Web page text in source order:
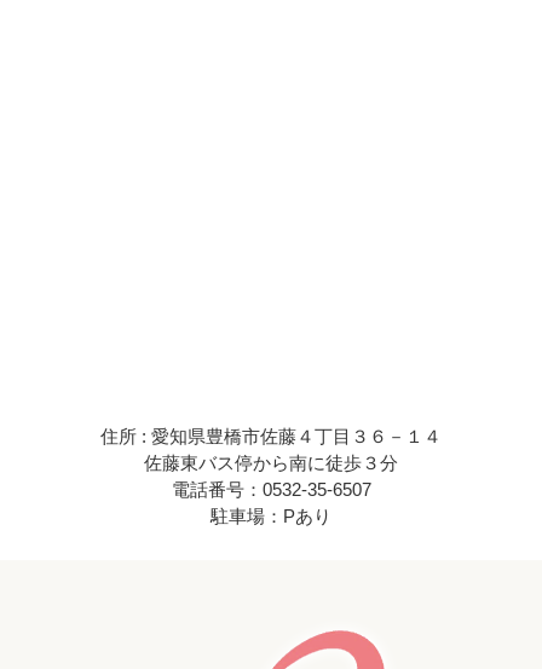
住所 : 愛知県豊橋市佐藤４丁目３６－１４
佐藤東バス停から南に徒歩３分
電話番号：0532-35-6507
駐車場：Pあり